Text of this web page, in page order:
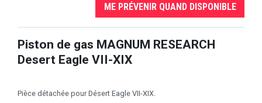
ME PRÉVENIR QUAND DISPONIBLE
Piston de gas MAGNUM RESEARCH
Desert Eagle VII-XIX
Pièce détachée pour Désert Eagle VII-XIX.